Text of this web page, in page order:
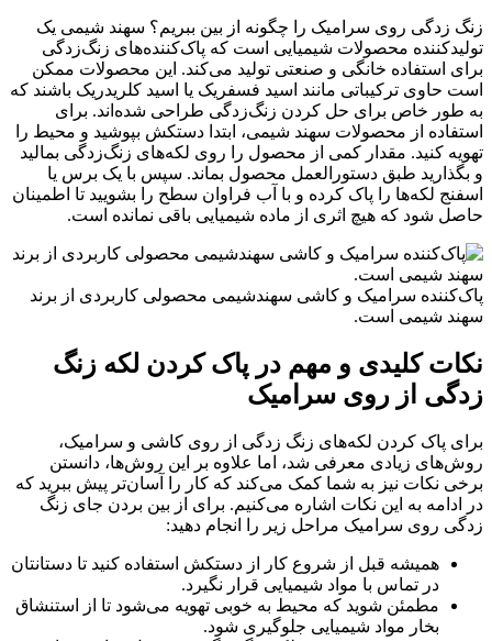
زنگ زدگی روی سرامیک را چگونه از بین ببریم؟ سهند شیمی یک
تولیدکننده محصولات شیمیایی است که پاک‌کننده‌های زنگ‌زدگی
برای استفاده خانگی و صنعتی تولید می‌کند. این محصولات ممکن
است حاوی ترکیباتی مانند اسید فسفریک یا اسید کلریدریک باشند که
به طور خاص برای حل کردن زنگ‌زدگی طراحی شده‌اند. برای
استفاده از محصولات سهند شیمی، ابتدا دستکش بپوشید و محیط را
تهویه کنید. مقدار کمی از محصول را روی لکه‌های زنگ‌زدگی بمالید
و بگذارید طبق دستورالعمل محصول بماند. سپس با یک برس یا
اسفنج لکه‌ها را پاک کرده و با آب فراوان سطح را بشویید تا اطمینان
حاصل شود که هیچ اثری از ماده شیمیایی باقی نمانده است.
پاک‌کننده سرامیک و کاشی سهندشیمی محصولی کاربردی از برند
سهند شیمی است.
نکات کلیدی و مهم در پاک کردن لکه زنگ
زدگی از روی سرامیک
برای پاک کردن لکه‌های زنگ زدگی از روی کاشی و سرامیک،
روش‌های زیادی معرفی شد،‌ اما علاوه بر این روش‌ها، دانستن
برخی نکات نیز به شما کمک می‌کند که کار را آسان‌تر پیش ببرید که
در ادامه به این نکات اشاره می‌کنیم. برای از بین بردن جای زنگ
زدگی روی سرامیک مراحل زیر را انجام دهید:
همیشه قبل از شروع کار از دستکش استفاده کنید تا دستانتان
در تماس با مواد شیمیایی قرار نگیرد.
مطمئن شوید که محیط به خوبی تهویه می‌شود تا از استنشاق
بخار مواد شیمیایی جلوگیری شود.